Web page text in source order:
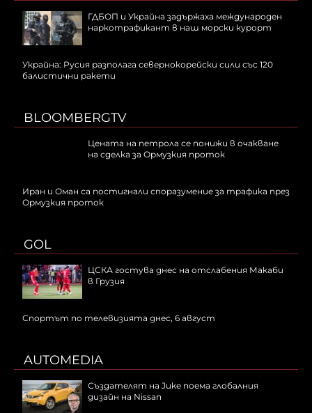
ГДБОП и Украйна задържаха международен
наркотрафикант в наш морски курорт
Украйна: Русия разполага севернокорейски сили със 120
балистични ракети
BLOOMBERGTV
Цената на петрола се понижи в очакване
на сделка за Ормузкия проток
Иран и Оман са постигнали споразумение за трафика през
Ормузкия проток
GOL
ЦСКА гостува днес на отслабения Макаби
в Грузия
Спортът по телевизията днес, 6 август
AUTOMEDIA
Създателят на Juke поема глобалния
дизайн на Nissan